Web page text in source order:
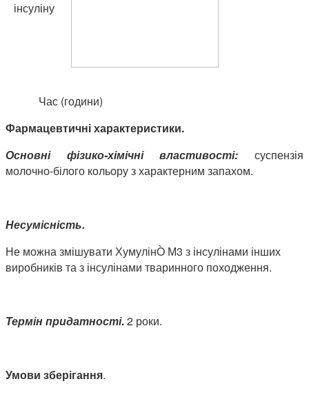
інсуліну
Час (години)
Фармацевтичні характеристики.
Основні фізико-хімічні властивості:
суспензія
молочно-білого кольору з характерним запахом.
Несумісність.
Не можна змішувати ХумулінÒ М3 з інсулінами інших
виробників та з інсулінами тваринного походження.
Термін придатності.2 роки.
Умови зберігання.